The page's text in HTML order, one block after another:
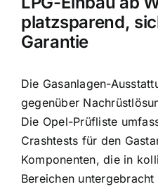
platzsparend,
Garantie
Die Gasanlagen-
gegenüber
Die Opel-Prüfliste
Crashtests für den
Komponenten, die in
Bereichen